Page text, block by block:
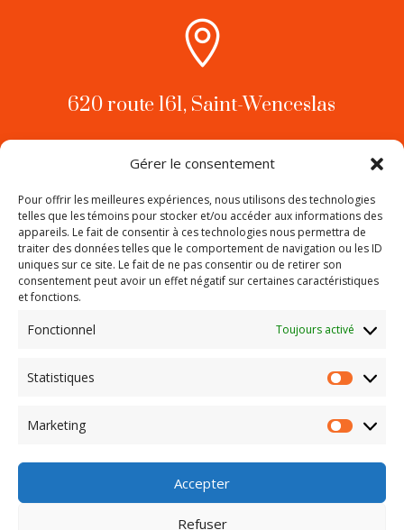
Gérer le consentement
Pour offrir les meilleures expériences, nous utilisons des technologies
telles que les témoins pour stocker et/ou accéder aux informations des
appareils. Le fait de consentir à ces technologies nous permettra de
traiter des données telles que le comportement de navigation ou les ID
uniques sur ce site. Le fait de ne pas consentir ou de retirer son
consentement peut avoir un effet négatif sur certaines caractéristiques
et fonctions.
Fonctionnel Toujours activé
Statistiques
Marketing
Accepter
Refuser

620 route 161, Saint-Wenceslas

info@g3bgestionhabitation.com
Copyright © 2026 G3B inc. | Tous droits réservés.
Site web réalisé par Rocky Giroux.ca